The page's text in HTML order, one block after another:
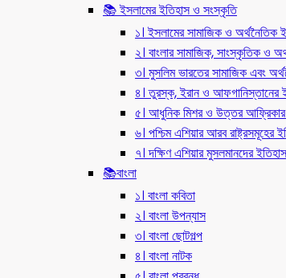
📚 ইসলামের ইতিহাস ও সংস্কৃতি
১। ইসলামের সামাজিক ও অর্থনৈতিক
২। বাংলার সামাজিক, সাংস্কৃতিক
৩। মুসলিম ভারতের সামাজিক এবং
৪। তুরস্ক, ইরান ও আফগানিস্তানের
৫। আধুনিক মিশর ও উত্তর আফ্রিকার
৬। পশ্চিম এশিয়ার আরব রাষ্ট্রসমূহের
৭। দক্ষিণ এশিয়ার মুসলমানদের
📚বাংলা
১। বাংলা কবিতা
২। বাংলা উপন্যাস
৩। বাংলা ছোটগল্প
৪। বাংলা নাটক